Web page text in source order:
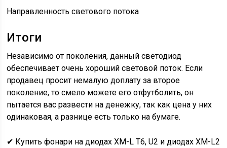
Направленность светового потока
Итоги
Независимо от поколения, данный светодиод
обеспечивает очень хороший световой поток. Если
продавец просит немалую доплату за второе
поколение, то смело можете его отфутболить, он
пытается вас развести на денежку, так как цена у них
одинаковая, а разнице есть только на бумаге.
✔ Купить фонари на диодах XM-L T6, U2 и диодах XM-L2